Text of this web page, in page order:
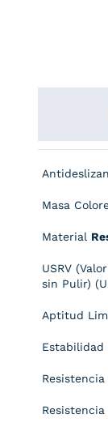
Masa
Material
USRV
sin Pulir)
Aptitud
Estabilidad